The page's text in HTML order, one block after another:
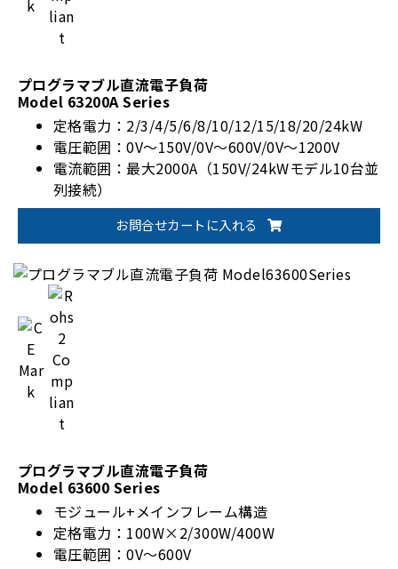
プログラマブル直流電子負荷
Model 63200A Series
定格電力：2/3/4/5/6/8/10/12/15/18/20/24kW
電圧範囲：0V～150V/0V～600V/0V～1200V
電流範囲：最大2000A（150V/24kWモデル10台並
列接続）
高精度電圧/電流測定
全36モデルラインアップ
動作モード：CC/CR/CV/CP/CZ/コンビネーション
お問合せカートに入れる
プログラマブル直流電子負荷
Model 63600 Series
モジュール+メインフレーム構造
定格電力：100W×2/300W/400W
電圧範囲：0V～600V